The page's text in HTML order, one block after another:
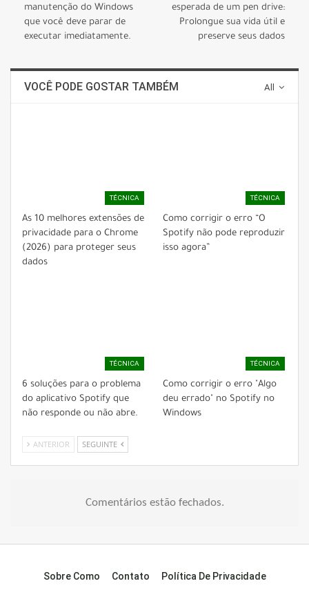
manutenção do Windows
que você deve parar de
executar imediatamente.
esperada de um pen drive:
Prolongue sua vida útil e
preserve seus dados
All
VOCÊ PODE GOSTAR TAMBÉM
TÉCNICA
As 10 melhores extensões de
privacidade para o Chrome
(2026) para proteger seus
dados
TÉCNICA
Como corrigir o erro “O
Spotify não pode reproduzir
isso agora”
TÉCNICA
6 soluções para o problema
do aplicativo Spotify que
não responde ou não abre.
TÉCNICA
Como corrigir o erro "Algo
deu errado" no Spotify no
Windows
ANTERIOR SEGUINTE
Comentários estão fechados.
Sobre Como Contato Política De Privacidade